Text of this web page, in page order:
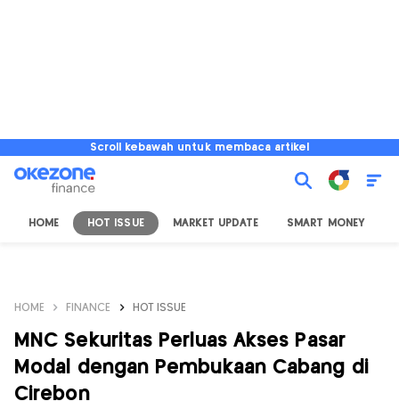
Scroll kebawah untuk membaca artikel
HOME HOT ISSUE MARKET UPDATE SMART MONEY
HOME FINANCE HOT ISSUE
MNC Sekuritas Perluas Akses Pasar
Modal dengan Pembukaan Cabang di
Cirebon